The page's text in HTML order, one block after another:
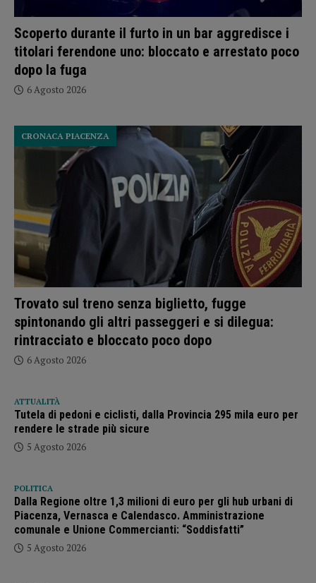
Scoperto durante il furto in un bar aggredisce i
titolari ferendone uno: bloccato e arrestato poco
dopo la fuga
6 Agosto 2026
Trovato sul treno senza biglietto, fugge
spintonando gli altri passeggeri e si dilegua:
rintracciato e bloccato poco dopo
CRONACA PIACENZA
6 Agosto 2026
ATTUALITÀ
Tutela di pedoni e ciclisti, dalla Provincia 295 mila euro per
rendere le strade più sicure
5 Agosto 2026
POLITICA
Dalla Regione oltre 1,3 milioni di euro per gli hub urbani di
Piacenza, Vernasca e Calendasco. Amministrazione
comunale e Unione Commercianti: “Soddisfatti”
5 Agosto 2026